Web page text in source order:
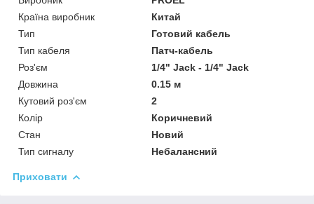
Країна виробник
Китай
Тип
Готовий кабель
Тип кабеля
Патч-кабель
Роз'єм
1/4" Jack - 1/4" Jack
Довжина
0.15 м
Кутовий роз'єм
2
Колір
Коричневий
Стан
Новий
Тип сигналу
Небалансний
Приховати